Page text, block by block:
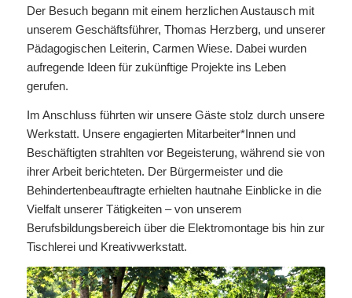
Der Besuch begann mit einem herzlichen Austausch mit
unserem Geschäftsführer, Thomas Herzberg, und unserer
Pädagogischen Leiterin, Carmen Wiese. Dabei wurden
aufregende Ideen für zukünftige Projekte ins Leben
gerufen.
Im Anschluss führten wir unsere Gäste stolz durch unsere
Werkstatt. Unsere engagierten Mitarbeiter*Innen und
Beschäftigten strahlten vor Begeisterung, während sie von
ihrer Arbeit berichteten. Der Bürgermeister und die
Behindertenbeauftragte erhielten hautnahe Einblicke in die
Vielfalt unserer Tätigkeiten – von unserem
Berufsbildungsbereich über die Elektromontage bis hin zur
Tischlerei und Kreativwerkstatt.